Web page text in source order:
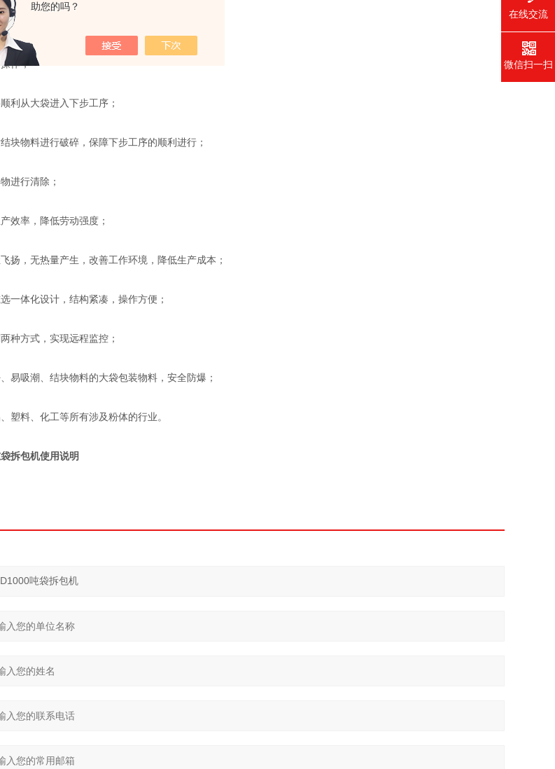
助您的吗？
特点：
作；
从大袋进入下步工序；
物料进行破碎，保障下步工序的顺利进行；
进行清除；
率，降低劳动强度；
，无热量产生，改善工作环境，降低生产成本；
体化设计，结构紧凑，操作方便；
方式，实现远程监控；
吸潮、结块物料的大袋包装物料，安全防爆；
料、化工等所有涉及粉体的行业。
拆包机使用说明
在线交流
微信扫一扫